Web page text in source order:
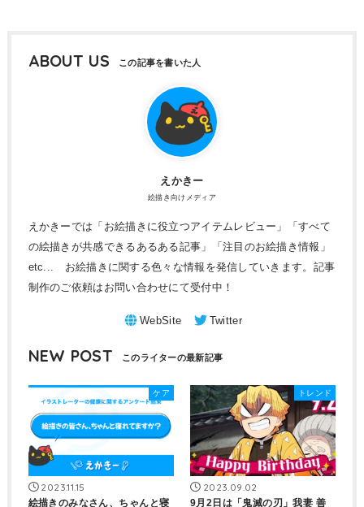
ABOUT US
えかきー
絵描き向けメディア
えかきーでは「お絵描きに役立つアイテムレビュー」「すべて
の絵描きが共感できるあるある記事」「注目のお絵描き情報」
etc... お絵描きに関する色々な情報を発信していきます。記事
制作のご依頼はお問い合わせにて受付中！
NEW POST
ケア
2023.11.15
絵描きのみなさん、ちゃんと寝
トレンド
2023.09.02
9月2日は「鬼滅の刃」我妻 善